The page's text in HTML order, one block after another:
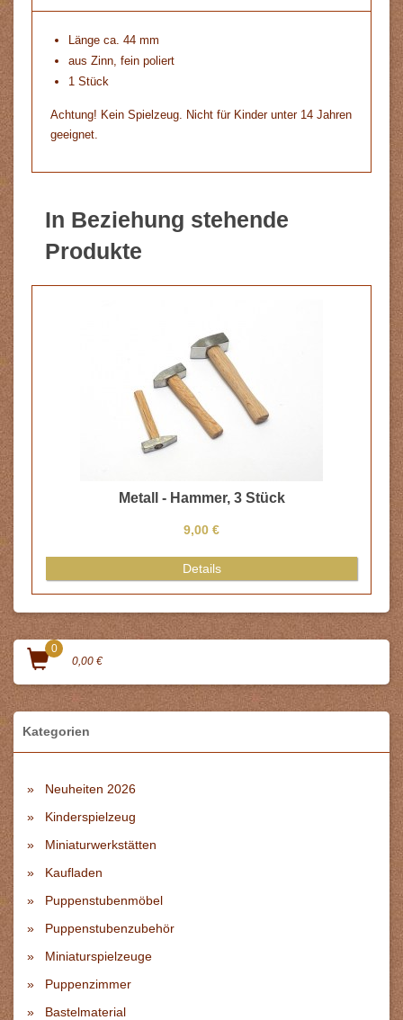
Länge ca. 44 mm
aus Zinn, fein poliert
1 Stück
Achtung! Kein Spielzeug. Nicht für Kinder unter 14 Jahren
geeignet.
In Beziehung stehende
Produkte
Metall - Hammer, 3 Stück
9,00 €
Details
0
0,00 €
Kategorien
Neuheiten 2026
Kinderspielzeug
Miniaturwerkstätten
Kaufladen
Puppenstubenmöbel
Puppenstubenzubehör
Miniaturspielzeuge
Puppenzimmer
Bastelmaterial